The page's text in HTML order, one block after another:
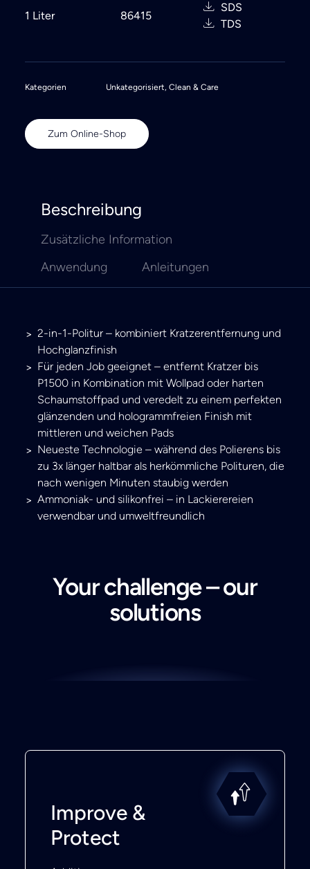
1 Liter 86415
SDS
TDS
Kategorien Unkategorisiert, Clean & Care
Zum Online-Shop
Beschreibung
Zusätzliche Information
Anwendung
Anleitungen
2-in-1-Politur – kombiniert Kratzerentfernung und
Hochglanzfinish
Für jeden Job geeignet – entfernt Kratzer bis
P1500 in Kombination mit Wollpad oder harten
Schaumstoffpad und veredelt zu einem perfekten
glänzenden und hologrammfreien Finish mit
mittleren und weichen Pads
Neueste Technologie – während des Polierens bis
zu 3x länger haltbar als herkömmliche Polituren, die
nach wenigen Minuten staubig werden
Ammoniak- und silikonfrei – in Lackierereien
verwendbar und umweltfreundlich
Your challenge – our
solutions
Improve &
Protect